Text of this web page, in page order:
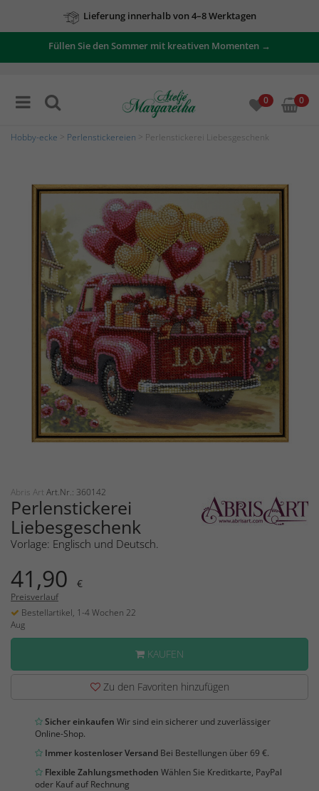
Lieferung innerhalb von 4–8 Werktagen
Füllen Sie den Sommer mit kreativen Momenten →
0 0
Hobby-ecke Perlenstickereien > Perlenstickerei Liebesgeschenk
Abris Art Art.Nr.: 360142
Perlenstickerei
Liebesgeschenk
Vorlage: Englisch und Deutsch.
41,90 €
Preisverlauf
Bestellartikel, 1-4 Wochen 22
Aug
KAUFEN
Zu den Favoriten hinzufügen
Sicher einkaufen Wir sind ein sicherer und zuverlässiger
Online-Shop.
Immer kostenloser Versand Bei Bestellungen über 69 €.
Flexible Zahlungsmethoden Wählen Sie Kreditkarte, PayPal
oder Kauf auf Rechnung